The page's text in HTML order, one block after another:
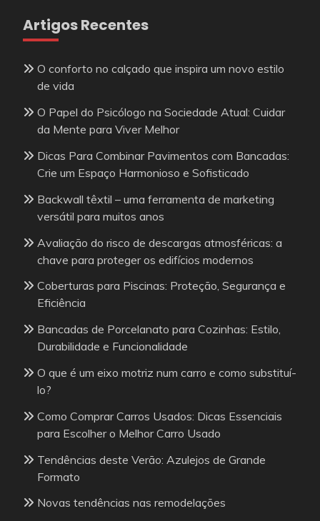
Artigos Recentes
O conforto no calçado que inspira um novo estilo
de vida
O Papel do Psicólogo na Sociedade Atual: Cuidar
da Mente para Viver Melhor
Dicas Para Combinar Pavimentos com Bancadas:
Crie um Espaço Harmonioso e Sofisticado
Backwall têxtil – uma ferramenta de marketing
versátil para muitos anos
Avaliação do risco de descargas atmosféricas: a
chave para proteger os edifícios modernos
Coberturas para Piscinas: Proteção, Segurança e
Eficiência
Bancadas de Porcelanato para Cozinhas: Estilo,
Durabilidade e Funcionalidade
O que é um eixo motriz num carro e como substituí-
lo?
Como Comprar Carros Usados: Dicas Essenciais
para Escolher o Melhor Carro Usado
Tendências deste Verão: Azulejos de Grande
Formato
Novas tendências nas remodelações